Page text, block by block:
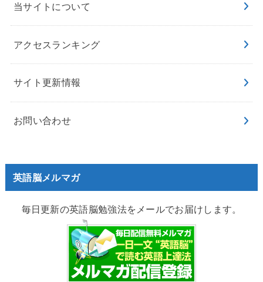
当サイトについて
アクセスランキング
サイト更新情報
お問い合わせ
英語脳メルマガ
毎日更新の英語脳勉強法をメールでお届けします。